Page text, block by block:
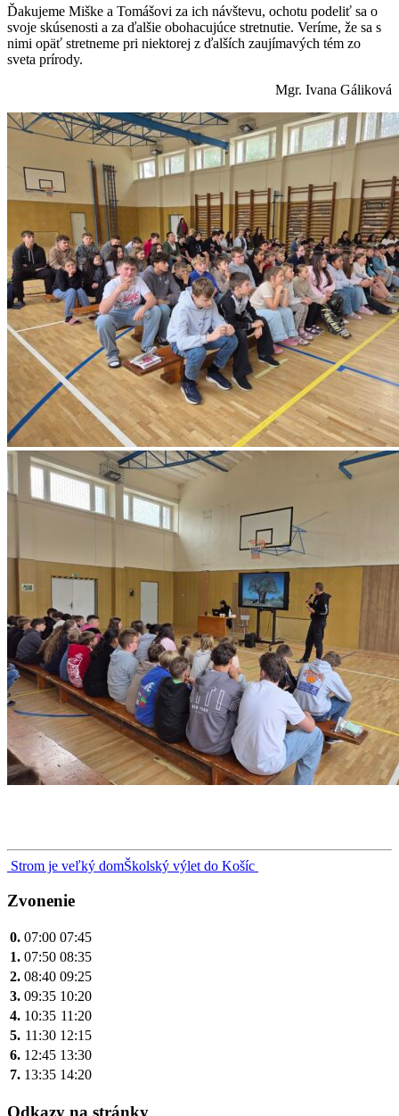
Ďakujeme Miške a Tomášovi za ich návštevu, ochotu podeliť sa o
svoje skúsenosti a za ďalšie obohacujúce stretnutie. Veríme, že sa s
nimi opäť stretneme pri niektorej z ďalších zaujímavých tém zo
sveta prírody.
Mgr. Ivana Gáliková
Navigácia
v
Strom je veľký domŠkolský výlet do Košíc
Zvonenie
0. 07:00 07:45
1. 07:50 08:35
2. 08:40 09:25
3. 09:35 10:20
4. 10:35 11:20
5. 11:30 12:15
6. 12:45 13:30
7. 13:35 14:20
Odkazy na stránky